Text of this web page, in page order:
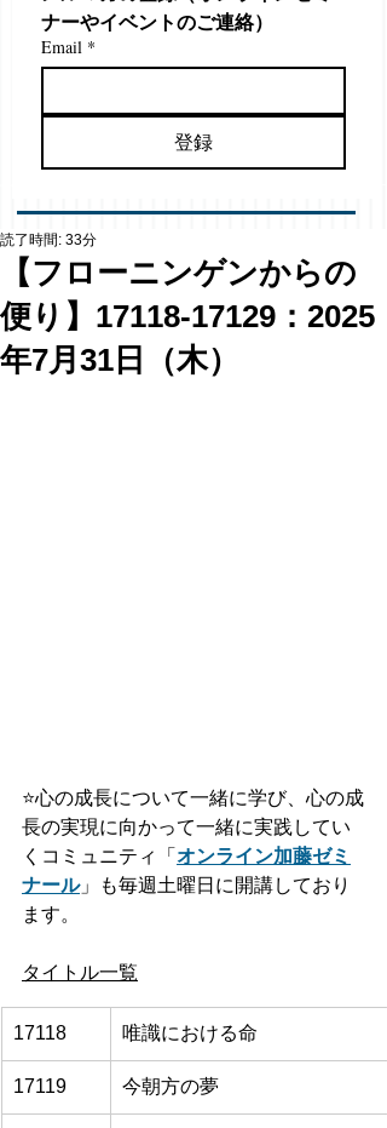
ナーやイベントのご連絡）
Email *
登録
【フローニンゲンからの
便り】17118-17129：2025
年7月31日（木）
読了時間: 33分
⭐️心の成長について一緒に学び、心の成
長の実現に向かって一緒に実践してい
くコミュニティ「 オンライン加藤ゼミ
ナール」も毎週土曜日に開講しており
ます。
タイトル一覧
17118 唯識における命
17119 今朝方の夢